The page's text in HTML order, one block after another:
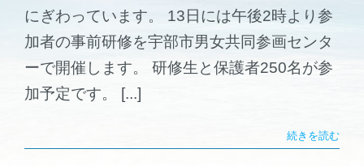
にぎわっています。 13日には午後2時より参
加者の事前研修を宇部市男女共同参画センタ
ーで開催します。 研修生と保護者250名が参
加予定です。 [...]
続きを読む